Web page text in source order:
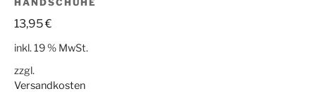
HANDSCHUHE
13,95€
inkl. 19 % MwSt.
zzgl.
Versandkosten